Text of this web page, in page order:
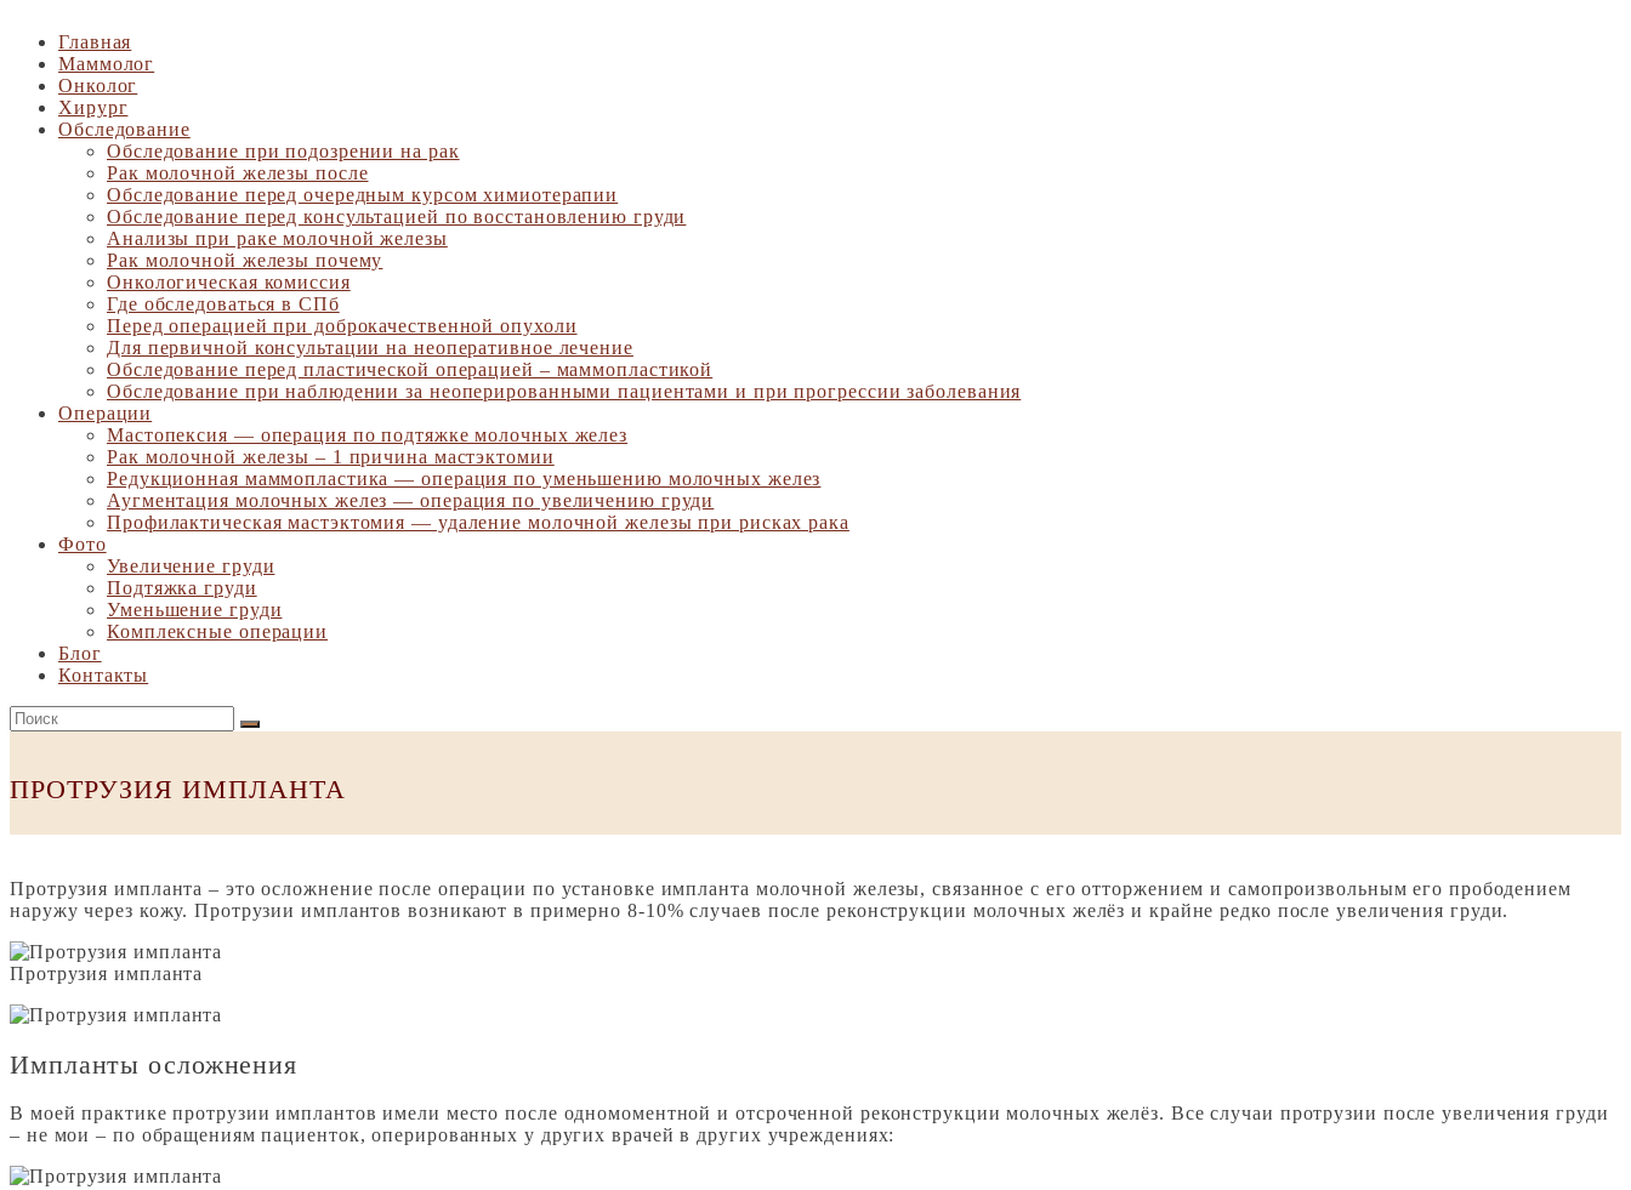
Главная
Маммолог
Онколог
Хирург
Обследование
Обследование при подозрении на рак
Рак молочной железы после
Обследование перед очередным курсом химиотерапии
Обследование перед консультацией по восстановлению груди
Анализы при раке молочной железы
Рак молочной железы почему
Онкологическая комиссия
Где обследоваться в СПб
Перед операцией при доброкачественной опухоли
Для первичной консультации на неоперативное лечение
Обследование перед пластической операцией – маммопластикой
Обследование при наблюдении за неоперированными пациентами и при прогрессии заболевания
Операции
Мастопексия — операция по подтяжке молочных желез
Рак молочной железы – 1 причина мастэктомии
Редукционная маммопластика — операция по уменьшению молочных желез
Аугментация молочных желез — операция по увеличению груди
Профилактическая мастэктомия — удаление молочной железы при рисках рака
Фото
Увеличение груди
Подтяжка груди
Уменьшение груди
Комплексные операции
Блог
Контакты
ПРОТРУЗИЯ ИМПЛАНТА
Протрузия импланта – это осложнение после операции по установке импланта молочной железы, связанное с его отторжением и самопроизвольным его прободением
наружу через кожу. Протрузии имплантов возникают в примерно 8-10% случаев после реконструкции молочных желёз и крайне редко после увеличения груди.
Протрузия импланта
Импланты осложнения
В моей практике протрузии имплантов имели место после одномоментной и отсроченной реконструкции молочных желёз. Все случаи протрузии после увеличения груди
– не мои – по обращениям пациенток, оперированных у других врачей в других учреждениях: